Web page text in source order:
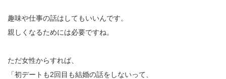
趣味や仕事の話はしてもいいんです。
親しくなるためには必要ですね。
ただ女性からすれば、
「初デートも2回目も結婚の話をしないって、